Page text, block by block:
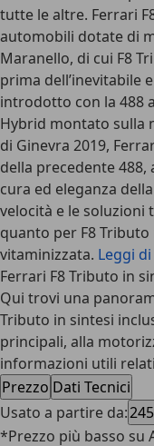
tutte le altre. Ferrari
automobili dotate di
Maranello, di cui F8
prima dell’inevitabile
introdotto con la 488
Hybrid montato sulla
di Ginevra 2019,
della precedente
cura ed eleganza
velocità e le soluzioni
quanto per F8
vitaminizzata. Leggi
Ferrari F8 Tributo in
Qui trovi una
Tributo in sintesi
principali, alla
informazioni utili
Prezzo Dati Tecnici
Usato a partire da:
*Prezzo più basso su